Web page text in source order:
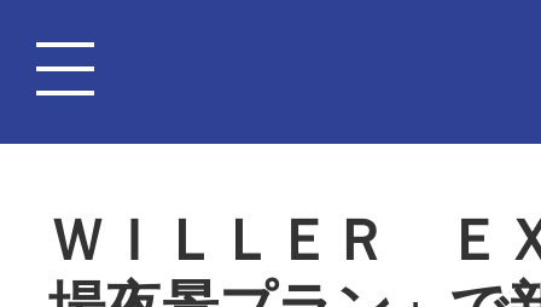
ＷＩＬＬＥＲ Ｅ